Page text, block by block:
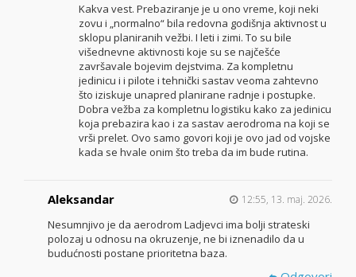
Kakva vest. Prebaziranje je u ono vreme, koji neki
zovu i „normalno“ bila redovna godišnja aktivnost u
sklopu planiranih vežbi. I leti i zimi. To su bile
višednevne aktivnosti koje su se najčešće
završavale bojevim dejstvima. Za kompletnu
jedinicu i i pilote i tehnički sastav veoma zahtevno
što iziskuje unapred planirane radnje i postupke.
Dobra vežba za kompletnu logistiku kako za jedinicu
koja prebazira kao i za sastav aerodroma na koji se
vrši prelet. Ovo samo govori koji je ovo jad od vojske
kada se hvale onim što treba da im bude rutina.
Aleksandar 12:55, 13. maj. 2026.
Nesumnjivo je da aerodrom Ladjevci ima bolji strateski
polozaj u odnosu na okruzenje, ne bi iznenadilo da u
budućnosti postane prioritetna baza.